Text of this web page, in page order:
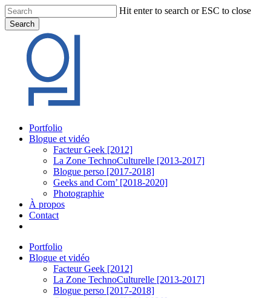
Skip
to
main
content
Hit enter to search or ESC to close
Search
Search
Menu
Portfolio
Blogue et vidéo
Facteur Geek [2012]
La Zone TechnoCulturelle [2013-2017]
Blogue perso [2017-2018]
Geeks and Com’ [2018-2020]
Photographie
À propos
Contact
Portfolio
Blogue et vidéo
Facteur Geek [2012]
La Zone TechnoCulturelle [2013-2017]
Blogue perso [2017-2018]